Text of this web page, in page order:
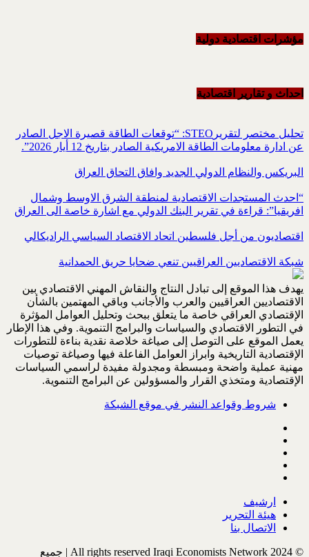
مؤشرات اقتصادية دولية
احداث و تقاریر اقتصادیة
تحليل مختصر لتقريرSTEO‏: “توقعات الطاقة قصيرة الاجل الصادر
عن ادارة معلومات الطاقة الامريكية ‏الصادر بتاريخ 12 أيار 2026”.‏
البريكس والنظام الدولي الجديد وافاق التحاق العراق
“احدث المستجدات الاقتصادية لمنطقة الشرق الاوسط وشمال
افريقيا”: قراءة في تقرير البنك الدولي مع اشارة خاصة الى العراق
اقتصاديون من أجل فلسطين اتحاد الاقتصاد السياسي الراديكالي
شبكة الاقتصاديين العراقيين تنعي ضحايا حريق الحمدانية
يهدف هذا الموقع إلى تبادل النتاج والنقاش المهني الاقتصادي بين
الاقتصاديين العراقيين والعرب والأجانب وباقي المهتمين بالشأن
الإقتصادي العراقي خاصة ما يتعلق ببحث وتحليل العوامل المؤثرة
في التطور الاقتصادي والسياسات والبرامج التنموية. وفي هذا الإطار
يعمل الموقع على التوصل إلى صياغة خلاصة نقدية بناءة للتطورات
الإقتصادية التاريخية وابراز العوامل الفاعلة فيها وصياغة توصيات
مهنية عملية واضحة ومبسطة ومجدولة مفيدة لراسمي السياسات
الإقتصادية ومتخذي القرار والمسؤولين عن البرامج التنموية.
شروط وقواعد النشر في موقع الشبكة
ارشيف
هيئة التحرير
الاتصال بنا
© All rights reserved Iraqi Economists Network 2024 | جميع